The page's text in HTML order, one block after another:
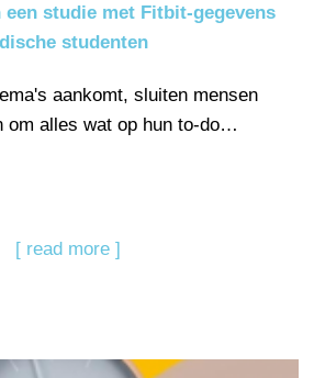
studie met Fitbit-gegevens
studenten
aankomt, sluiten mensen
om alles wat op hun to-do…
[ read more ]